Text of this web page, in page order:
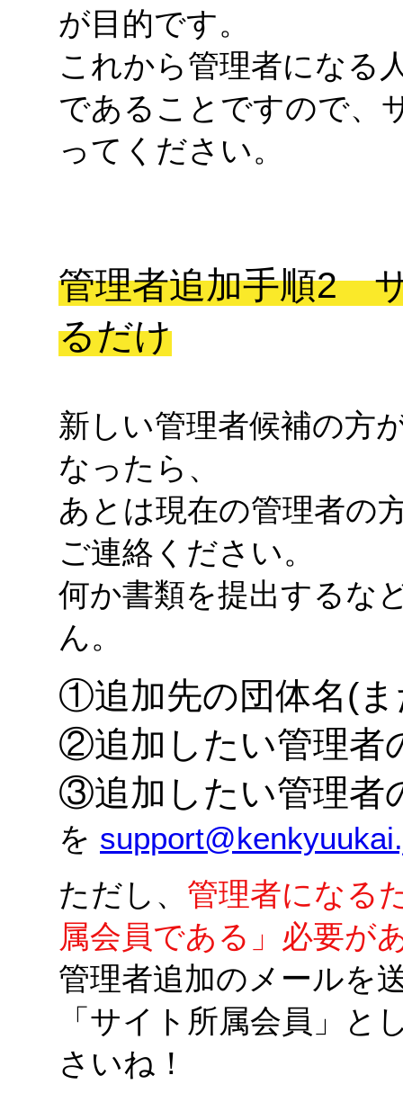
が目的です。
これから管理者になる
であることですので、
ってください。
管理者追加手順2
るだけ
新しい管理者候補の方
なったら、
あとは現在の管理者の
ご連絡ください。
何か書類を提出するな
ん。
①追加先の団体名(
②追加したい管理者
③追加したい管理者
を
ただし、 管理者になる
属会員である」必要が
管理者追加のメールを
「サイト所属会員」と
さいね！